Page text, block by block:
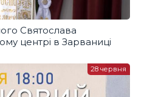
Святослава
центрі в Зарваниці
28 червня